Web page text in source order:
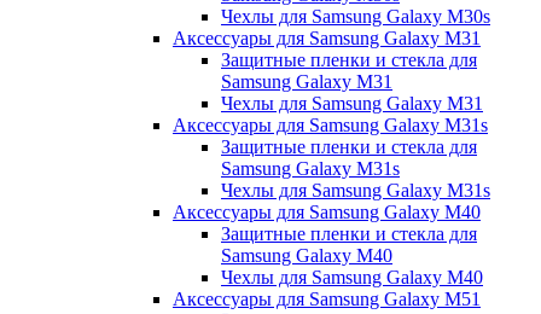
Чехлы для Samsung Galaxy M30s
Аксессуары для Samsung Galaxy M31
Защитные пленки и стекла для
Samsung Galaxy M31
Чехлы для Samsung Galaxy M31
Аксессуары для Samsung Galaxy M31s
Защитные пленки и стекла для
Samsung Galaxy M31s
Чехлы для Samsung Galaxy M31s
Аксессуары для Samsung Galaxy M40
Защитные пленки и стекла для
Samsung Galaxy M40
Чехлы для Samsung Galaxy M40
Аксессуары для Samsung Galaxy M51